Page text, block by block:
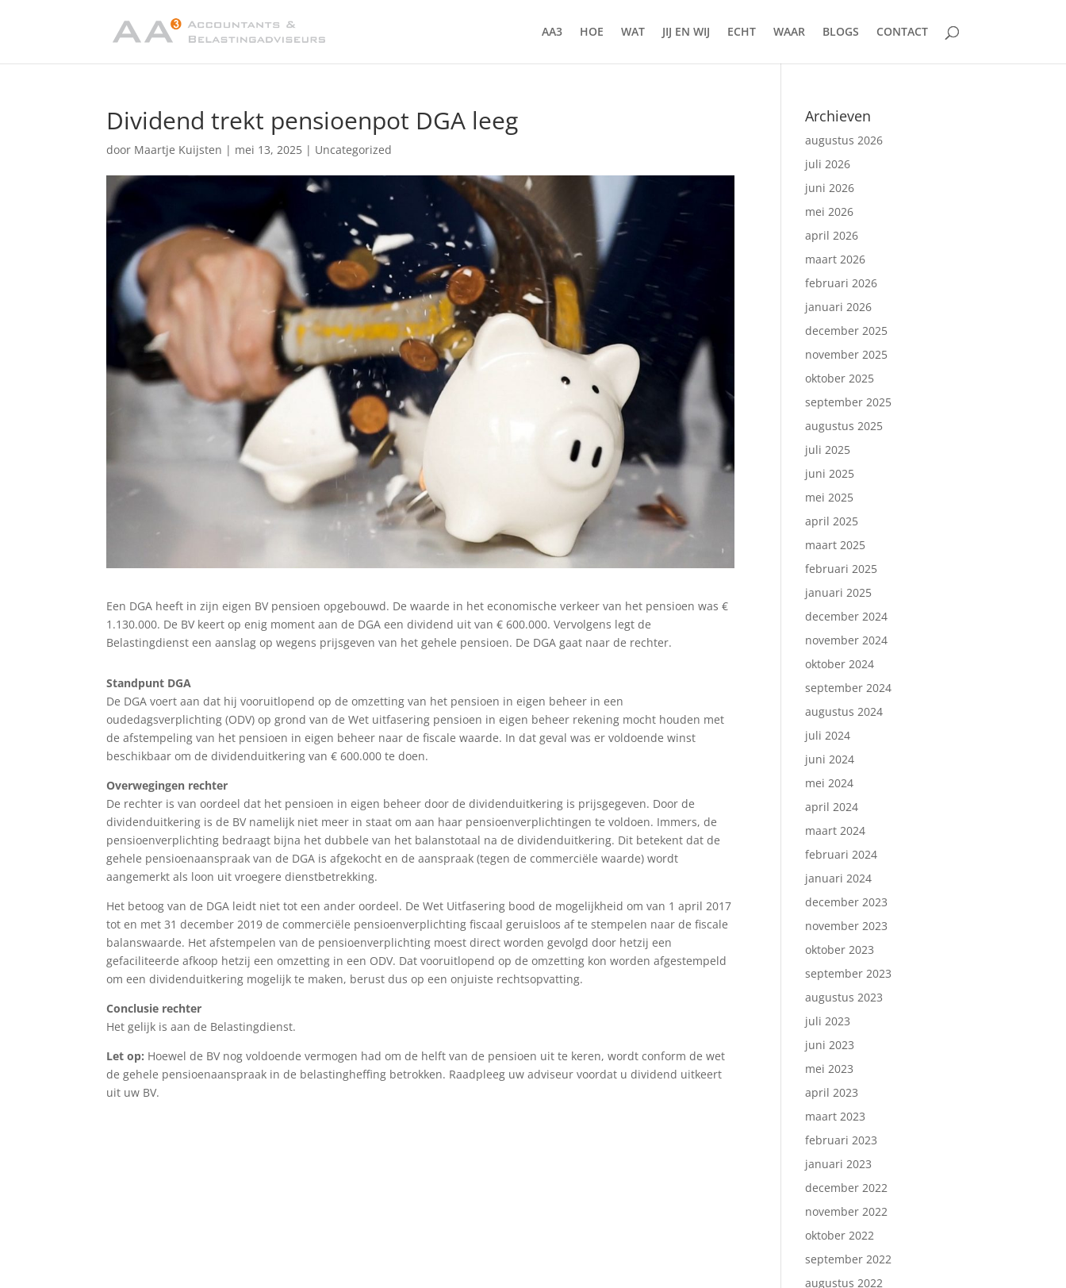
AA3 HOE WAT JIJ EN WIJ ECHT WAAR BLOGS CONTACT
Dividend trekt pensioenpot DGA leeg
door Maartje Kuijsten | mei 13, 2025 | Uncategorized
Een DGA heeft in zijn eigen BV pensioen opgebouwd. De waarde in het economische verkeer van het pensioen was €
1.130.000. De BV keert op enig moment aan de DGA een dividend uit van € 600.000. Vervolgens legt de
Belastingdienst een aanslag op wegens prijsgeven van het gehele pensioen. De DGA gaat naar de rechter.
Standpunt DGA
De DGA voert aan dat hij vooruitlopend op de omzetting van het pensioen in eigen beheer in een
oudedagsverplichting (ODV) op grond van de Wet uitfasering pensioen in eigen beheer rekening mocht houden met
de afstempeling van het pensioen in eigen beheer naar de fiscale waarde. In dat geval was er voldoende winst
beschikbaar om de dividenduitkering van € 600.000 te doen.
Overwegingen rechter
De rechter is van oordeel dat het pensioen in eigen beheer door de dividenduitkering is prijsgegeven. Door de
dividenduitkering is de BV namelijk niet meer in staat om aan haar pensioenverplichtingen te voldoen. Immers, de
pensioenverplichting bedraagt bijna het dubbele van het balanstotaal na de dividenduitkering. Dit betekent dat de
gehele pensioenaanspraak van de DGA is afgekocht en de aanspraak (tegen de commerciële waarde) wordt
aangemerkt als loon uit vroegere dienstbetrekking.
Het betoog van de DGA leidt niet tot een ander oordeel. De Wet Uitfasering bood de mogelijkheid om van 1 april 2017
tot en met 31 december 2019 de commerciële pensioenverplichting fiscaal geruisloos af te stempelen naar de fiscale
balanswaarde. Het afstempelen van de pensioenverplichting moest direct worden gevolgd door hetzij een
gefaciliteerde afkoop hetzij een omzetting in een ODV. Dat vooruitlopend op de omzetting kon worden afgestempeld
om een dividenduitkering mogelijk te maken, berust dus op een onjuiste rechtsopvatting.
Conclusie rechter
Het gelijk is aan de Belastingdienst.
Let op: Hoewel de BV nog voldoende vermogen had om de helft van de pensioen uit te keren, wordt conform de wet
de gehele pensioenaanspraak in de belastingheffing betrokken. Raadpleeg uw adviseur voordat u dividend uitkeert
uit uw BV.
Archieven
augustus 2026
juli 2026
juni 2026
mei 2026
april 2026
maart 2026
februari 2026
januari 2026
december 2025
november 2025
oktober 2025
september 2025
augustus 2025
juli 2025
juni 2025
mei 2025
april 2025
maart 2025
februari 2025
januari 2025
december 2024
november 2024
oktober 2024
september 2024
augustus 2024
juli 2024
juni 2024
mei 2024
april 2024
maart 2024
februari 2024
januari 2024
december 2023
november 2023
oktober 2023
september 2023
augustus 2023
juli 2023
juni 2023
mei 2023
april 2023
maart 2023
februari 2023
januari 2023
december 2022
november 2022
oktober 2022
september 2022
augustus 2022